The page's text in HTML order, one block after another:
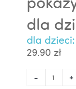
dla
dla
29.90 zł
-
Kontrasty
+